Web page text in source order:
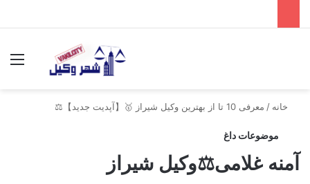
خانه / معرفی 10 تا از بهترین وکیل شیراز 🥇【آپدیت جدید】⚖️
موضوعات داغ
آمنه غلامی⚖️وکیل شیراز